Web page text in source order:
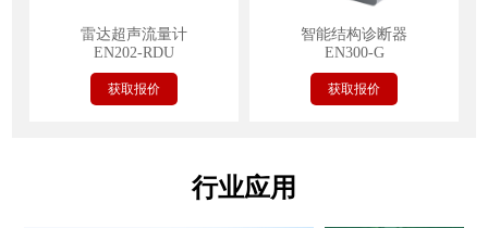
雷达超声流量计
EN202-RDU
获取报价
智能结构诊断器
EN300-G
获取报价
行业应用